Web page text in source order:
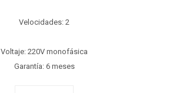
Velocidades: 2
Voltaje: 220V monofásica
Garantía: 6 meses